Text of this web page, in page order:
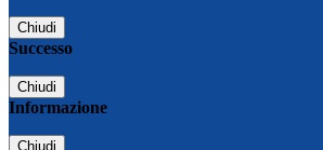
Chiudi
Successo
Chiudi
Informazione
Chiudi